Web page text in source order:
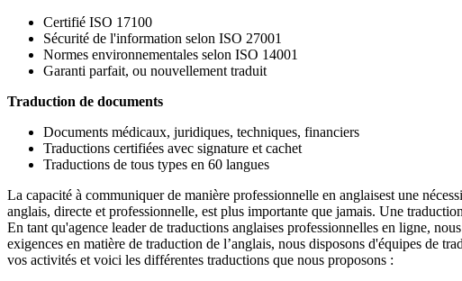
Certifié ISO 17100
Sécurité de l'information selon ISO 27001
Normes environnementales selon ISO 14001
Garanti parfait, ou nouvellement traduit
Traduction de documents
Documents médicaux, juridiques, techniques, financiers
Traductions certifiées avec signature et cachet
Traductions de tous types en 60 langues
La capacité à communiquer de manière professionnelle en anglaisest une
anglais, directe et professionnelle, est plus importante que jamais. Une
En tant qu'agence leader de traductions anglaises professionnelles en ligne,
exigences en matière de traduction de l’anglais, nous disposons d'équipes de
vos activités et voici les différentes traductions que nous proposons :